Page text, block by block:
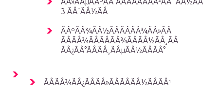
3 ÃÂ´ÃÂ½ÃÂ
ÃÂºÃÂ¾ÃÂ½ÃÂÃÂÃÂ¾ÃÂ»ÃÂ
ÃÂÃÂ¾ÃÂÃÂÃÂ¾ÃÂÃÂ½ÃÂ¸ÃÂ
ÃÂ¿ÃÂ°ÃÂÃÂ¸ÃÂµÃÂ½ÃÂÃÂ°
ÃÂÃÂ¾ÃÂ¿ÃÂÃÂ»ÃÂÃÂÃÂ½ÃÂÃÂ¹